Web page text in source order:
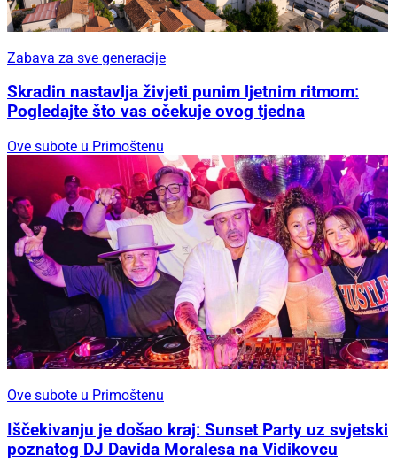
Zabava za sve generacije
Skradin nastavlja živjeti punim ljetnim ritmom:
Pogledajte što vas očekuje ovog tjedna
Ove subote u Primoštenu
Ove subote u Primoštenu
Iščekivanju je došao kraj: Sunset Party uz svjetski
poznatog DJ Davida Moralesa na Vidikovcu